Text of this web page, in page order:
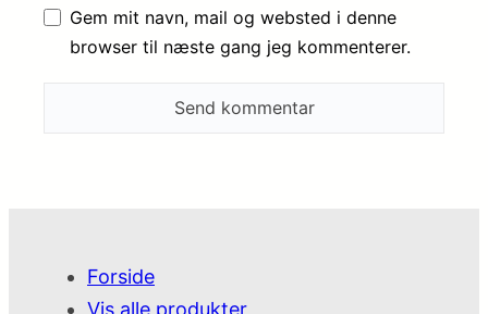
Gem mit navn, mail og websted i denne
browser til næste gang jeg kommenterer.
Forside